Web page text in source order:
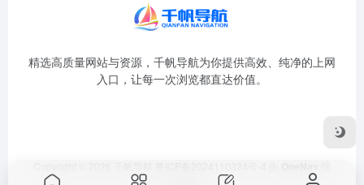
精选高质量网站与资源，千帆导航为你提供高效、纯净的上网
入口，让每一次浏览都直达价值。